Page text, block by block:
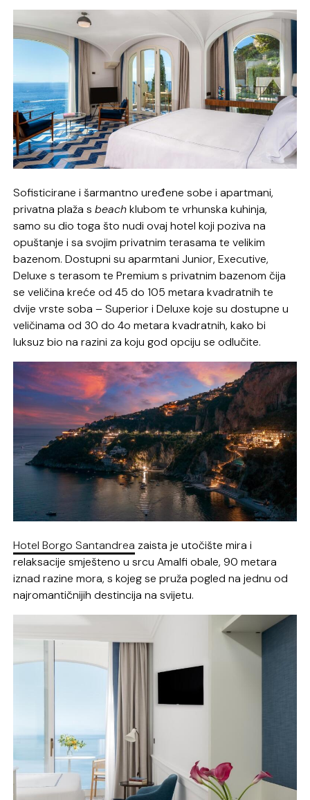
Sofisticirane i šarmantno uređene sobe i apartmani,
privatna plaža sbeachklubom te vrhunska kuhinja,
samo su dio toga što nudi ovaj hotel koji poziva na
opuštanje i sa svojim privatnim terasama te velikim
bazenom. Dostupni su aparmtani Junior, Executive,
Deluxe s terasom te Premium s privatnim bazenom čija
se veličina kreće od 45 do 105 metara kvadratnih te
dvije vrste soba – Superior i Deluxe koje su dostupne u
veličinama od 30 do 4o metara kvadratnih, kako bi
luksuz bio na razini za koju god opciju se odlučite.
Hotel Borgo Santandrea zaista je utočište mira i
relaksacije smješteno u srcu Amalfi obale, 90 metara
iznad razine mora, s kojeg se pruža pogled na jednu od
najromantičnijih destincija na svijetu.